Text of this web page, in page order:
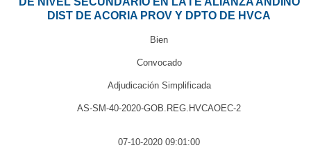
DIST DE ACORIA PROV Y DPTO DE HVCA
Bien
Convocado
Adjudicación Simplificada
AS-SM-40-2020-GOB.REG.HVCAOEC-2
07-10-2020 09:01:00